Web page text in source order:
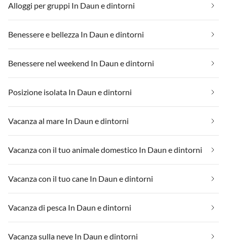
Alloggi per gruppi In Daun e dintorni
Benessere e bellezza In Daun e dintorni
Benessere nel weekend In Daun e dintorni
Posizione isolata In Daun e dintorni
Vacanza al mare In Daun e dintorni
Vacanza con il tuo animale domestico In Daun e dintorni
Vacanza con il tuo cane In Daun e dintorni
Vacanza di pesca In Daun e dintorni
Vacanza sulla neve In Daun e dintorni